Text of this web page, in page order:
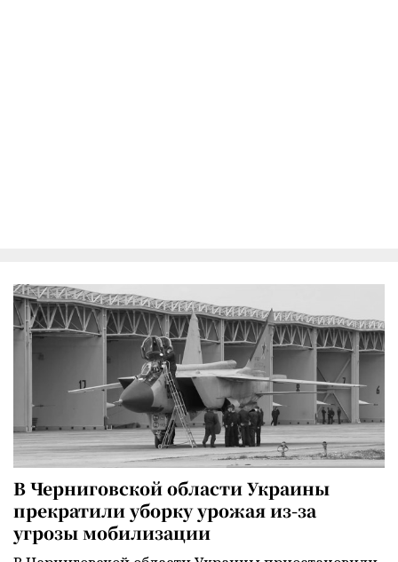
В Черниговской области Украины
прекратили уборку урожая из-за
угрозы мобилизации